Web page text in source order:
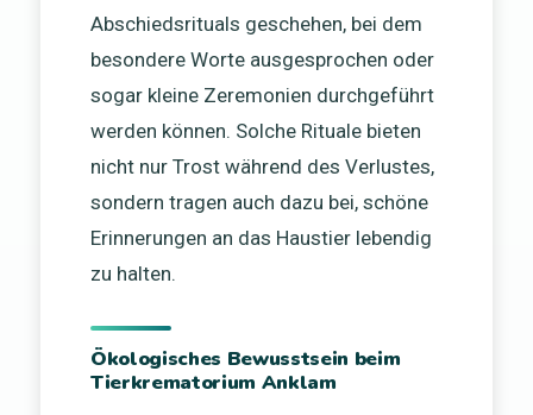
Abschiedsrituals geschehen, bei dem
besondere Worte ausgesprochen oder
sogar kleine Zeremonien durchgeführt
werden können. Solche Rituale bieten
nicht nur Trost während des Verlustes,
sondern tragen auch dazu bei, schöne
Erinnerungen an das Haustier lebendig
zu halten.
Ökologisches Bewusstsein beim
Tierkrematorium Anklam